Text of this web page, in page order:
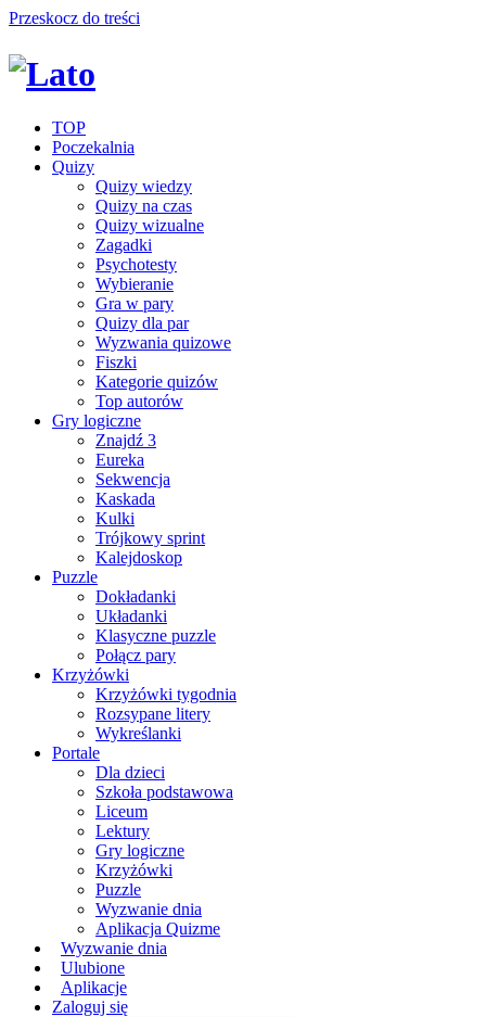
Przeskocz do treści
TOP
Poczekalnia
Quizy
Quizy wiedzy
Quizy na czas
Quizy wizualne
Zagadki
Psychotesty
Wybieranie
Gra w pary
Quizy dla par
Wyzwania quizowe
Fiszki
Kategorie quizów
Top autorów
Gry logiczne
Znajdź 3
Eureka
Sekwencja
Kaskada
Kulki
Trójkowy sprint
Kalejdoskop
Puzzle
Dokładanki
Układanki
Klasyczne puzzle
Połącz pary
Krzyżówki
Krzyżówki tygodnia
Rozsypane litery
Wykreślanki
Portale
Dla dzieci
Szkoła podstawowa
Liceum
Lektury
Gry logiczne
Krzyżówki
Puzzle
Wyzwanie dnia
Aplikacja Quizme
Wyzwanie dnia
Ulubione
Aplikacje
Zaloguj się